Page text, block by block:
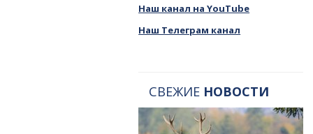
Наш канал на YouTube
Наш Телеграм канал
СВЕЖИЕ НОВОСТИ